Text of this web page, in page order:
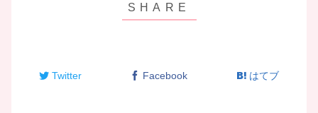
Twitter Facebook はてブ